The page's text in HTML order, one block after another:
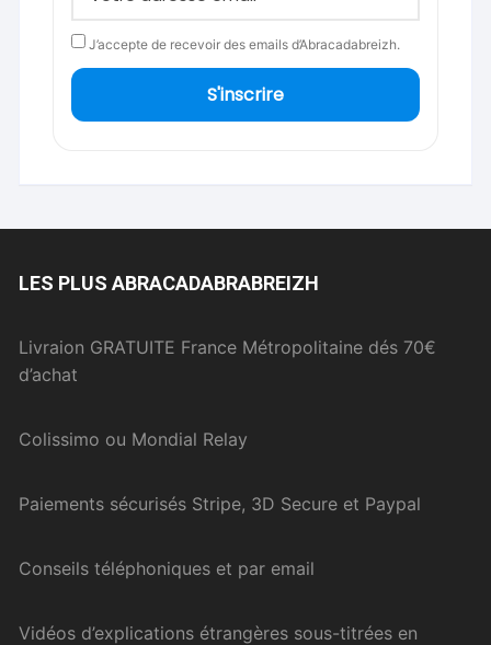
J’accepte de recevoir des emails d’Abracadabreizh.
S'inscrire
LES PLUS ABRACADABRABREIZH
Livraion GRATUITE France Métropolitaine dés 70€
d’achat
Colissimo ou Mondial Relay
Paiements sécurisés Stripe, 3D Secure et Paypal
Conseils téléphoniques et par email
Vidéos d’explications étrangères sous-titrées en